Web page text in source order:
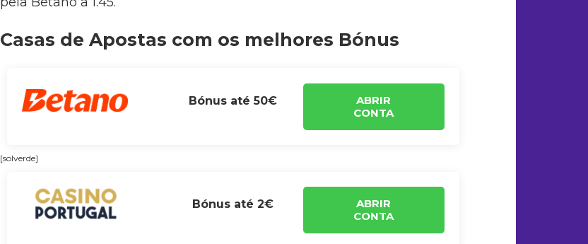
Casas de Apostas com os melhores Bónus
Bónus até 50€
ABRIR
CONTA
[solverde]
Bónus até 2€
ABRIR
CONTA